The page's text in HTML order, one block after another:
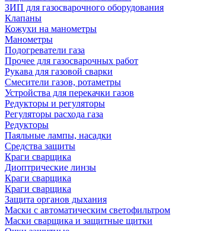
ЗИП для газосварочного оборудования
Клапаны
Кожухи на манометры
Манометры
Подогреватели газа
Прочее для газосварочных работ
Рукава для газовой сварки
Смесители газов, ротаметры
Устройства для перекачки газов
Редукторы и регуляторы
Регуляторы расхода газа
Редукторы
Паяльные лампы, насадки
Средства защиты
Краги сварщика
Диоптрические линзы
Краги сварщика
Краги сварщика
Защита органов дыхания
Маски с автоматическим светофильтром
Маски сварщика и защитные щитки